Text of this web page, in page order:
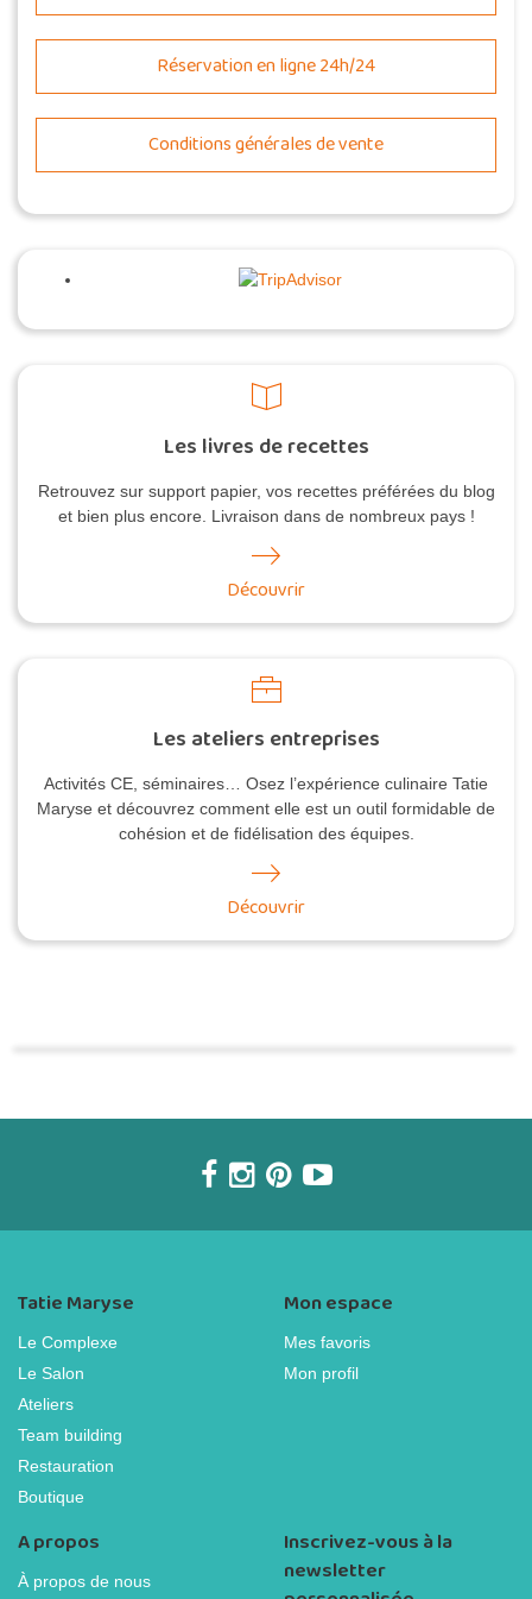
Réservation en ligne 24h/24
Conditions générales de vente
Les livres de recettes
Retrouvez sur support papier, vos recettes préférées du blog
et bien plus encore. Livraison dans de nombreux pays !
Découvrir
Les ateliers entreprises
Activités CE, séminaires… Osez l’expérience culinaire Tatie
Maryse et découvrez comment elle est un outil formidable de
cohésion et de fidélisation des équipes.
Découvrir
Tatie Maryse
Le Complexe
Le Salon
Ateliers
Team building
Restauration
Boutique
Mon espace
Mes favoris
Mon profil
A propos
À propos de nous
Inscrivez-vous à la
newsletter